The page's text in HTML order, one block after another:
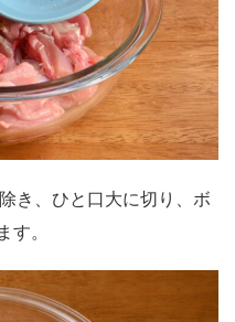
き、ひと口大に切り、ボ
。